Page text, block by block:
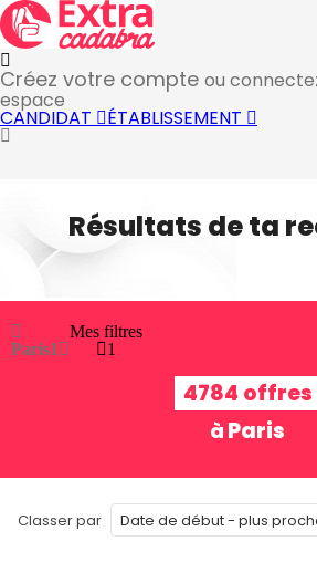
Créez votre compte ou
espace
CANDIDAT ÉTABLISSEMENT
Résultats de ta
Paris1
Mes filtres
1
4784 offres
à Paris
Classer par